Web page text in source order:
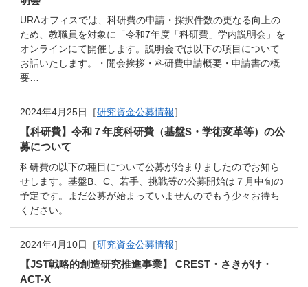
URAオフィスでは、科研費の申請・採択件数の更なる向上の
ため、教職員を対象に「令和7年度「科研費」学内説明会」を
オンラインにて開催します。説明会では以下の項目について
お話いたします。・開会挨拶・科研費申請概要・申請書の概
要…
2024年4月25日［研究資金公募情報］
【科研費】令和７年度科研費（基盤S・学術変革等）の公
募について
科研費の以下の種目について公募が始まりましたのでお知ら
せします。基盤B、C、若手、挑戦等の公募開始は７月中旬の
予定です。まだ公募が始まっていませんのでもう少々お待ち
ください。
2024年4月10日［研究資金公募情報］
【JST戦略的創造研究推進事業】 CREST・さきがけ・
ACT-X